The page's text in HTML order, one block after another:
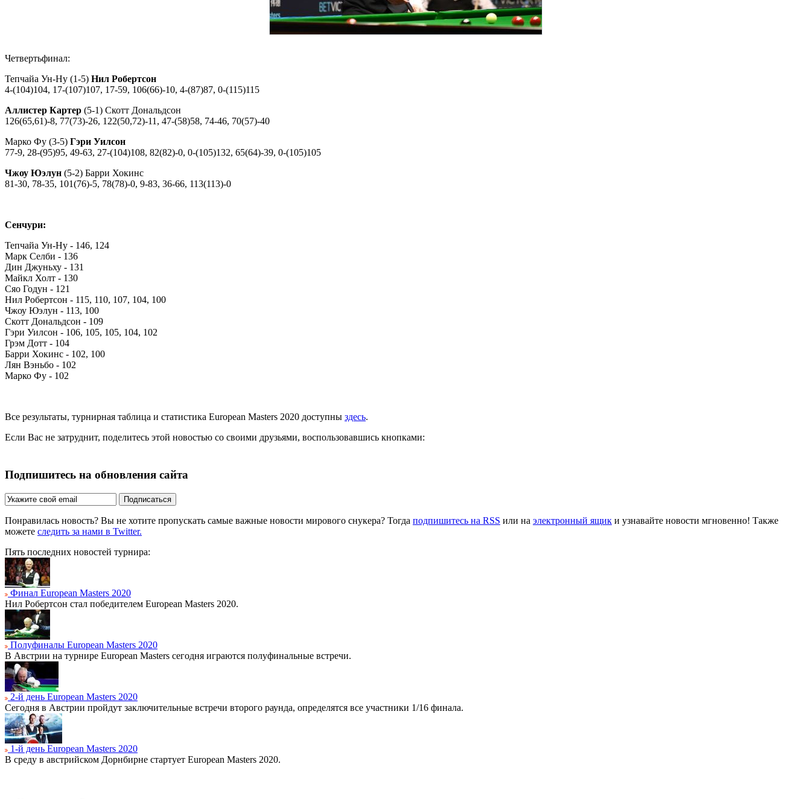
Четвертьфинал:
Тепчайа Ун-Ну (1-5) Нил Робертсон
4-(104)104, 17-(107)107, 17-59, 106(66)-10, 4-(87)87, 0-(115)115
Аллистер Картер (5-1) Скотт Дональдсон
126(65,61)-8, 77(73)-26, 122(50,72)-11, 47-(58)58, 74-46, 70(57)-40
Марко Фу (3-5) Гэри Уилсон
77-9, 28-(95)95, 49-63, 27-(104)108, 82(82)-0, 0-(105)132, 65(64)-39, 0-(105)105
Чжоу Юэлун (5-2) Барри Хокинс
81-30, 78-35, 101(76)-5, 78(78)-0, 9-83, 36-66, 113(113)-0
Сенчури:
Тепчайа Ун-Ну - 146, 124
Марк Селби - 136
Дин Джуньху - 131
Майкл Холт - 130
Сяо Годун - 121
Нил Робертсон - 115, 110, 107, 104, 100
Чжоу Юэлун - 113, 100
Скотт Дональдсон - 109
Гэри Уилсон - 106, 105, 105, 104, 102
Грэм Дотт - 104
Барри Хокинс - 102, 100
Лян Вэньбо - 102
Марко Фу - 102
Все результаты, турнирная таблица и статистика European Masters 2020 доступны здесь.
Если Вас не затруднит, поделитесь этой новостью со своими друзьями, воспользовавшись кнопками:
Подпишитесь на обновления сайта
Подписаться
Понравилась новость? Вы не хотите пропускать самые важные новости мирового снукера? Тогда подпишитесь на RSS или на электронный ящик и узнавайте новости мгновенно! Также
можете следить за нами в Twitter.
Пять последних новостей турнира:
Финал European Masters 2020
Нил Робертсон стал победителем European Masters 2020.
Полуфиналы European Masters 2020
В Австрии на турнире European Masters сегодня играются полуфинальные встречи.
2-й день European Masters 2020
Сегодня в Австрии пройдут заключительные встречи второго раунда, определятся все участники 1/16 финала.
1-й день European Masters 2020
В среду в австрийском Дорнбирне стартует European Masters 2020.